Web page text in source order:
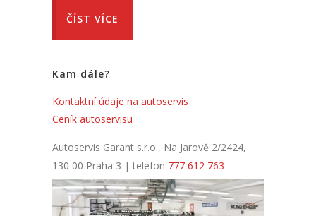
ČÍST VÍCE
Kam dále?
Kontaktní údaje na autoservis
Ceník autoservisu
Autoservis Garant s.r.o., Na Jarově 2/2424,
130 00 Praha 3 | telefon 777 612 763